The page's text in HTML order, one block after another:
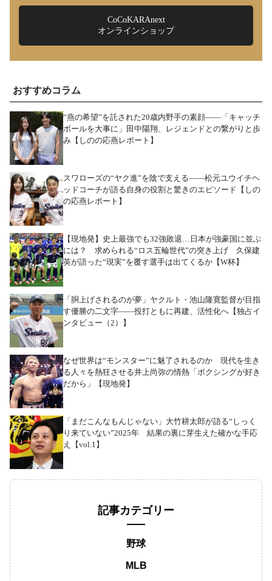
CoCoKARAnext
オンラインショップ
おすすめコラム
“燕の希望”を託された20歳内野手の素顔――「キャッチ
ボールを大事に」田中陽翔、レジェンドとの繋がりと歩
み【しのの応燕レポート】
スワローズの“ヤク進”を陰で支える――松元ユウイチヘ
ッドコーチが語る自身の役割と驚きのエピソード【しの
の応燕レポート】
【現地発】史上最強でも32強敗退…日本が強豪国に並ぶ
には？ 求められる“ロス五輪世代”の突き上げ 久保建
英が語った“現実”を覆す選手は出てくるか【W杯】
「胴上げされるのが夢」ヤクルト・池山隆寛監督が目指
す優勝の二文字――投打ともに再建、活性化へ【独占イ
ンタビュー（2）】
なぜ世界は“モンスター”に魅了されるのか 現代を生き
る人々を熱狂させる井上尚弥の情熱「ボクシングが好き
だから」【現地発】
「まだこんなもんじゃない」大竹耕太郎が語る“しっく
り来ていない”2025年 結果の裏に芽生えた確かな手応
え【vol.1】
記事カテゴリー
野球
MLB